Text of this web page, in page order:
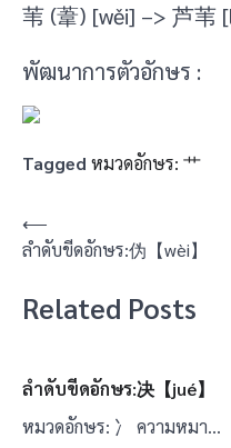
苇 (葦) [wěi] –> 芦苇
พัฒนาการตัวอักษร :
Tagged หมวดอักษร: 艹
แนะแนว
เรื่อง
⟵
ลำดับขีดอักษร:伪【wèi】
Related Posts
ลำดับขีดอักษร:决【jué】
หมวดอักษร: 冫 ความหมา…